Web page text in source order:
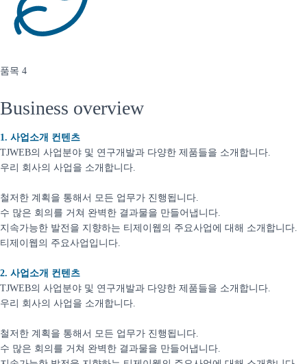
품목 4
Business overview​
1. 사업소개 컨텐츠
TJWEB의 사업분야 및 연구개발과 다양한 제품들을 소개합니다.
우리 회사의 사업을 소개합니다.
철저한 계획을 통해서 모든 업무가 진행됩니다.
수 많은 회의를 거쳐 완벽한 결과물을 만들어냅니다.
지속가능한 발전을 지향하는 티제이웹의 주요사업에 대해 소개합니다.
티제이웹의 주요사업입니다.
2. 사업소개 컨텐츠
TJWEB의 사업분야 및 연구개발과 다양한 제품들을 소개합니다.
우리 회사의 사업을 소개합니다.
철저한 계획을 통해서 모든 업무가 진행됩니다.
수 많은 회의를 거쳐 완벽한 결과물을 만들어냅니다.